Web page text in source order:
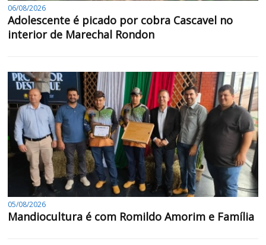
06/08/2026
Adolescente é picado por cobra Cascavel no
interior de Marechal Rondon
05/08/2026
Mandiocultura é com Romildo Amorim e Família